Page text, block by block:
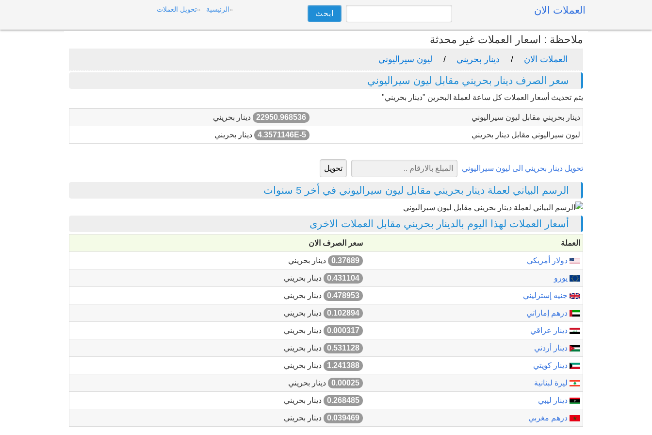
العملات الان الرئيسية تحويل العملات
ملاحظة : اسعار العملات غير محدثة
العملات الان دينار بحريني ليون سيراليوني
سعر الصرف دينار بحريني مقابل ليون سيراليوني
يتم تحديث أسعار العملات كل ساعة لعملة البحرين "دينار بحريني"
دينار بحريني مقابل ليون سيراليوني 22950.968536 دينار بحريني
ليون سيراليوني مقابل دينار بحريني 4.3571146E-5 دينار بحريني
تحويل دينار بحريني الى ليون سيراليوني
الرسم البياني لعملة دينار بحريني مقابل ليون سيراليوني في أخر 5 سنوات
أسعار العملات لهذا اليوم بالدينار بحريني مقابل العملات الاخرى
العملة سعر الصرف الان
دولار أمريكي 0.37689 دينار بحريني
يورو 0.431104 دينار بحريني
جنيه إسترليني 0.478953 دينار بحريني
درهم إماراتي 0.102894 دينار بحريني
دينار عراقي 0.000317 دينار بحريني
دينار أردني 0.531128 دينار بحريني
دينار كويتي 1.241388 دينار بحريني
ليرة لبنانية 0.00025 دينار بحريني
دينار ليبي 0.268485 دينار بحريني
درهم مغربي 0.039469 دينار بحريني